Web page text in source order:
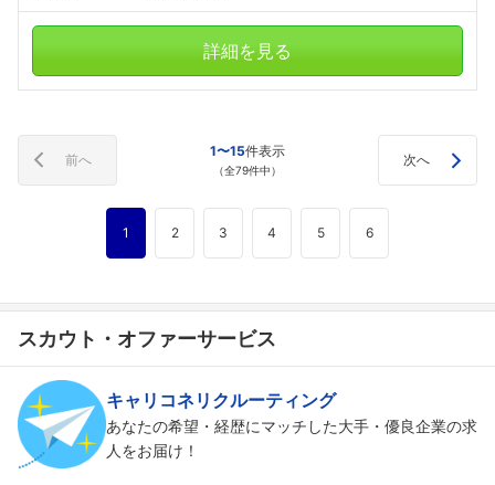
詳細を見る
1〜15件表示
（全79件中）
前へ 次へ
1 2 3 4 5 6
スカウト・オファーサービス
キャリコネリクルーティング
あなたの希望・経歴にマッチした大手・優良企業の求
人をお届け！